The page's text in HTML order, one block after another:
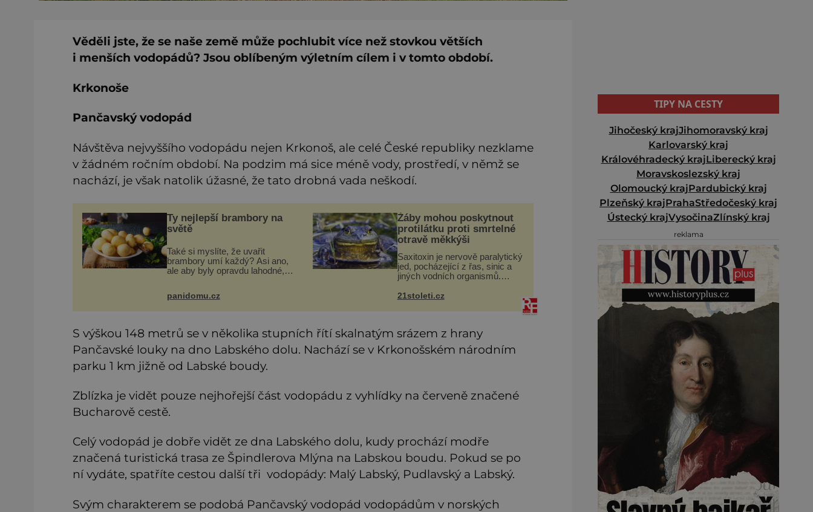
Věděli jste, že se naše země může pochlubit více než stovkou větších
i menších vodopádů? Jsou oblíbeným výletním cílem i v tomto období.
Krkonoše
Pančavský vodopád
Návštěva nejvyššího vodopádu nejen Krkonoš, ale celé České republiky nezklame
v žádném ročním období. Na podzim má sice méně vody, prostředí, v němž se
nachází, je však natolik úžasné, že tato drobná vada neškodí.
Ty nejlepší brambory na
světě
Také si myslíte, že uvařit
brambory umí každý? Asi ano,
ale aby byly opravdu lahodné,
od A, tedy na saláty, po D na
kaši, určitě víte, takže
panidomu.cz
Žáby mohou poskytnout
protilátku proti smrtelné
otravě měkkýši
Saxitoxin je nervově paralytický
jed, pocházející z řas, sinic a
jiných vodních organismů.
lidmi konzumovaných mlžích,
příznakům otravy patří
21stoleti.cz
S výškou 148 metrů se v několika stupních řítí skalnatým srázem z hrany
Pančavské louky na dno Labského dolu. Nachází se v Krkonošském národním
parku 1 km jižně od Labské boudy.
Zblízka je vidět pouze nejhořejší část vodopádu z vyhlídky na červeně značené
Bucharově cestě.
Celý vodopád je dobře vidět ze dna Labského dolu, kudy prochází modře
značená turistická trasa ze Špindlerova Mlýna na Labskou boudu. Pokud se po
ní vydáte, spatříte cestou další tři vodopády: Malý Labský, Pudlavský a Labský.
Svým charakterem se podobá Pančavský vodopád vodopádům v norských
TIPY NA CESTY
Jihočeský krajJihomoravský kraj
Karlovarský kraj
Královéhradecký krajLiberecký kraj
Moravskoslezský kraj
Olomoucký krajPardubický kraj
Plzeňský krajPrahaStředočeský kraj
Ústecký krajVysočinaZlínský kraj
reklama